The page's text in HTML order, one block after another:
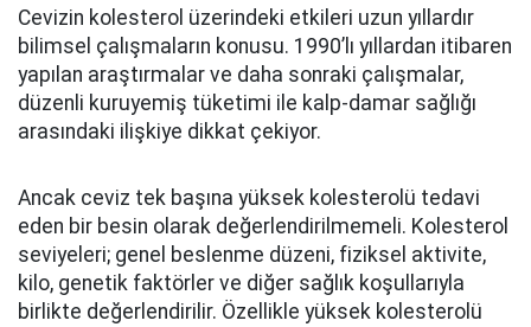
Cevizin kolesterol üzerindeki etkileri uzun yıllardır
bilimsel çalışmaların konusu. 1990’lı yıllardan itibaren
yapılan araştırmalar ve daha sonraki çalışmalar,
düzenli kuruyemiş tüketimi ile kalp-damar sağlığı
arasındaki ilişkiye dikkat çekiyor.
Ancak ceviz tek başına yüksek kolesterolü tedavi
eden bir besin olarak değerlendirilmemeli. Kolesterol
seviyeleri; genel beslenme düzeni, fiziksel aktivite,
kilo, genetik faktörler ve diğer sağlık koşullarıyla
birlikte değerlendirilir. Özellikle yüksek kolesterolü